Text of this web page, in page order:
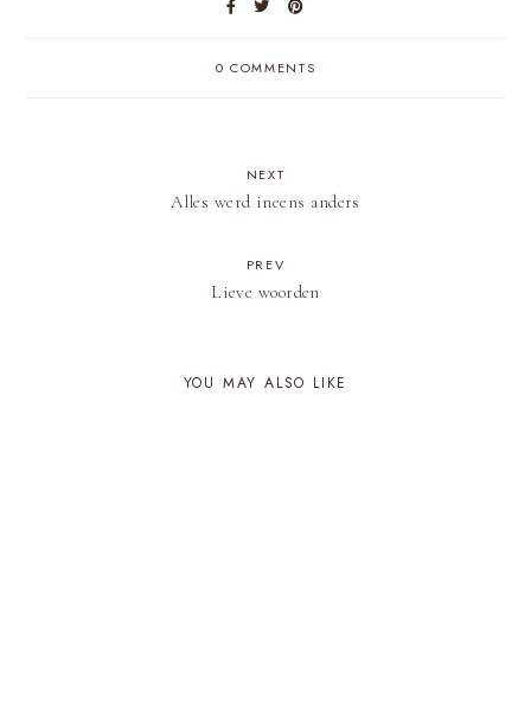
0 COMMENTS
NEXT
Alles werd ineens anders
PREV
Lieve woorden
YOU MAY ALSO LIKE